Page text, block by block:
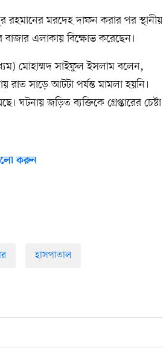
মরদেহ দাফন করার পর স্থানীয়
বাজার এলাকায় বিক্ষোভ করেছেন।
মোহাম্মদ সাইফুল ইসলাম বলেন,
সাড়ে আটটা পর্যন্ত মামলা হয়নি।
ঘটনায় জ‌ড়িত ব‌্যক্তিকে গ্রেপ্তারের চেষ্টা
করুন
হাসপাতাল